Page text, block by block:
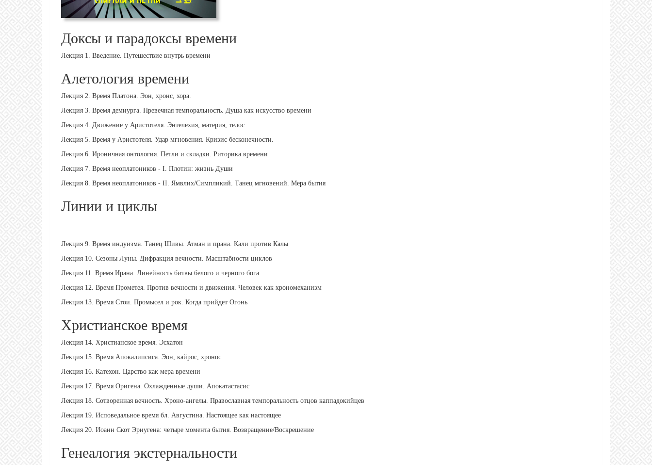
Доксы и парадоксы времени
Лекция 1. Введение. Путешествие внутрь времени
Алетология времени
Лекция 2. Время Платона. Эон, хронс, хора.
Лекция 3. Время демиурга. Превечная темпоральность. Душа как искусство времени
Лекция 4. Движение у Аристотеля. Энтелехия, материя, телос
Лекция 5. Время у Аристотеля. Удар мгновения. Кризис бесконечности.
Лекция 6. Ироничная онтология. Петли и складки. Риторика времени
Лекция 7. Время неоплатоников - I. Плотин: жизнь Души
Лекция 8. Время неоплатоников - II. Ямвлих/Симпликий. Танец мгновений. Мера бытия
Линии и циклы
Лекция 9. Время индуизма. Танец Шивы. Атман и прана. Кали против Калы
Лекция 10. Сезоны Луны. Дифракция вечности. Масштабности циклов
Лекция 11. Время Ирана. Линейность битвы белого и черного бога.
Лекция 12. Время Прометея. Против вечности и движения. Человек как хрономеханизм
Лекция 13. Время Стои. Промысел и рок. Когда прийдет Огонь
Христианское время
Лекция 14. Христианское время. Эсхатон
Лекция 15. Время Апокалипсиса. Эон, кайрос, хронос
Лекция 16. Катехон. Царство как мера времени
Лекция 17. Время Оригена. Охлажденные души. Апокатастасис
Лекция 18. Сотворенная вечность. Хроно-ангелы. Православная темпоральность отцов каппадокийцев
Лекция 19. Исповедальное время бл. Августина. Настоящее как настоящее
Лекция 20. Иоанн Скот Эриугена: четыре момента бытия. Возвращение/Воскрешение
Генеалогия экстернальности